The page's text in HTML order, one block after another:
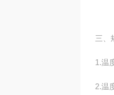
三、
1.温
2.温